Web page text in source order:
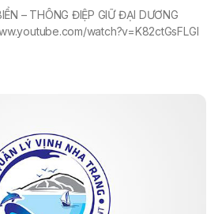
– THÔNG ĐIỆP GIỮ ĐẠI DƯƠNG
watch?v=K82ctGsFLGI